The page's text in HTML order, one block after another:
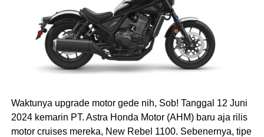
Waktunya upgrade motor gede nih, Sob! Tanggal 12 Juni
2024 kemarin PT. Astra Honda Motor (AHM) baru aja rilis
motor cruises mereka, New Rebel 1100. Sebenernya, tipe